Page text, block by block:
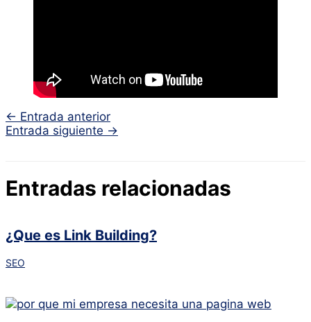
← Entrada anterior
Entrada siguiente →
Entradas relacionadas
¿Que es Link Building?
SEO